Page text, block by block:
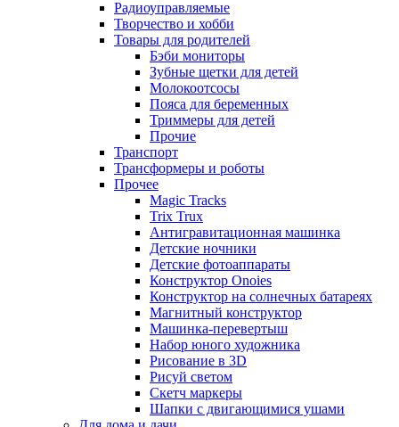
Радиоуправляемые
Творчество и хобби
Товары для родителей
Бэби мониторы
Зубные щетки для детей
Молокоотсосы
Пояса для беременных
Триммеры для детей
Прочие
Транспорт
Трансформеры и роботы
Прочее
Magic Tracks
Trix Trux
Антигравитационная машинка
Детские ночники
Детские фотоаппараты
Конструктор Onoies
Конструктор на солнечных батареях
Магнитный конструктор
Машинка-перевертыш
Набор юного художника
Рисование в 3D
Рисуй светом
Скетч маркеры
Шапки с двигающимися ушами